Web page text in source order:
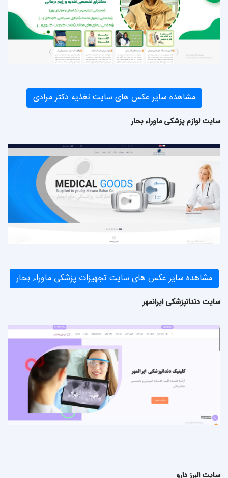
مشاهده سایر عکس های سایت تغذیه دکتر مرادی
سایت لوازم پزشکی ماوراء بحار
مشاهده سایر عکس های سایت تجهیزات پزشکی ماوراء بحار
سایت دندانپزشکی ایرانمهر